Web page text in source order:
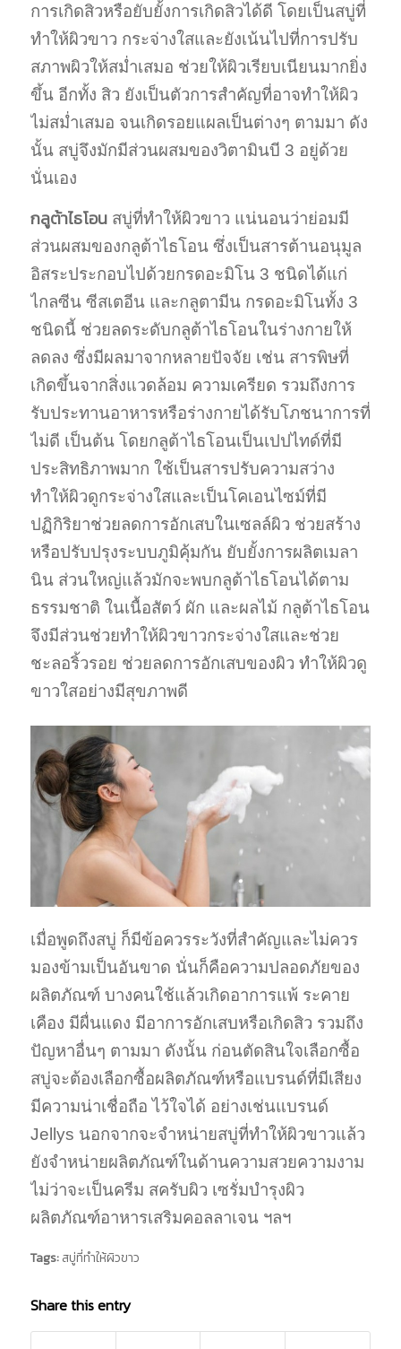
การเกิดสิวหรือยับยั้งการเกิดสิวได้ดี โดยเป็นสบู่ที่
ทำให้ผิวขาว กระจ่างใสและยังเน้นไปที่การปรับ
สภาพผิวให้สม่ำเสมอ ช่วยให้ผิวเรียบเนียนมากยิ่ง
ขึ้น อีกทั้ง สิว ยังเป็นตัวการสำคัญที่อาจทำให้ผิว
ไม่สม่ำเสมอ จนเกิดรอยแผลเป็นต่างๆ ตามมา ดัง
นั้น สบู่จึงมักมีส่วนผสมของวิตามินบี 3 อยู่ด้วย
นั่นเอง
กลูต้าไธโอนสบู่ที่ทําให้ผิวขาว แน่นอนว่าย่อมมี
ส่วนผสมของกลูต้าไธโอน ซึ่งเป็นสารต้านอนุมูล
อิสระประกอบไปด้วยกรดอะมิโน 3 ชนิดได้แก่
ไกลซีน ซีสเตอีน และกลูตามีน กรดอะมิโนทั้ง 3
ชนิดนี้ ช่วยลดระดับกลูต้าไธโอนในร่างกายให้
ลดลง ซึ่งมีผลมาจากหลายปัจจัย เช่น สารพิษที่
เกิดขึ้นจากสิ่งแวดล้อม ความเครียด รวมถึงการ
รับประทานอาหารหรือร่างกายได้รับโภชนาการที่
ไม่ดี เป็นต้น โดยกลูต้าไธโอนเป็นเปปไทด์ที่มี
ประสิทธิภาพมาก ใช้เป็นสารปรับความสว่าง
ทำให้ผิวดูกระจ่างใสและเป็นโคเอนไซม์ที่มี
ปฏิกิริยาช่วยลดการอักเสบในเซลล์ผิว ช่วยสร้าง
หรือปรับปรุงระบบภูมิคุ้มกัน ยับยั้งการผลิตเมลา
นิน ส่วนใหญ่แล้วมักจะพบกลูต้าไธโอนได้ตาม
ธรรมชาติ ในเนื้อสัตว์ ผัก และผลไม้ กลูต้าไธโอน
จึงมีส่วนช่วยทำให้ผิวขาวกระจ่างใสและช่วย
ชะลอริ้วรอย ช่วยลดการอักเสบของผิว ทำให้ผิวดู
ขาวใสอย่างมีสุขภาพดี
เมื่อพูดถึงสบู่ ก็มีข้อควรระวังที่สำคัญและไม่ควร
มองข้ามเป็นอันขาด นั่นก็คือความปลอดภัยของ
ผลิตภัณฑ์ บางคนใช้แล้วเกิดอาการแพ้ ระคาย
เคือง มีผื่นแดง มีอาการอักเสบหรือเกิดสิว รวมถึง
ปัญหาอื่นๆ ตามมา ดังนั้น ก่อนตัดสินใจเลือกซื้อ
สบู่จะต้องเลือกซื้อผลิตภัณฑ์หรือแบรนด์ที่มีเสียง
มีความน่าเชื่อถือ ไว้ใจได้ อย่างเช่นแบรนด์
Jellys นอกจากจะจำหน่ายสบู่ที่ทําให้ผิวขาวแล้ว
ยังจำหน่ายผลิตภัณฑ์ในด้านความสวยความงาม
ไม่ว่าจะเป็นครีม สครับผิว เซรั่มบำรุงผิว
ผลิตภัณฑ์อาหารเสริมคอลลาเจน ฯลฯ
Tags: สบู่ที่ทําให้ผิวขาว
Share this entry